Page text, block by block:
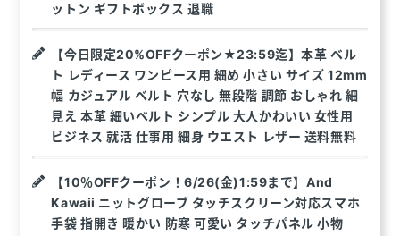
ットン ギフトボックス 退職
【今日限定20%OFFクーポン★23:59迄】本革 ベル
ト レディース ワンピース用 細め 小さい サイズ 12mm
幅 カジュアル ベルト 穴なし 無段階 調節 おしゃれ 細
見え 本革 細いベルト シンプル 大人かわいい 女性用
ビジネス 就活 仕事用 細身 ウエスト レザー 送料無料
【10％OFFクーポン！6/26(金)1:59まで】And
Kawaii ニットグローブ タッチスクリーン対応スマホ
手袋 指開き 暖かい 防寒 可愛い タッチパネル 小物